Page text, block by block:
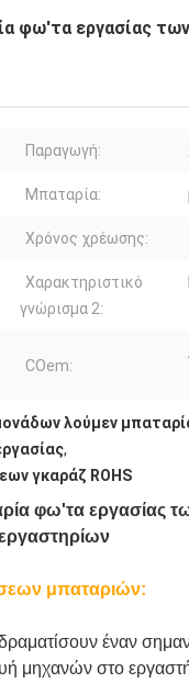
φω'τα εργασίας
Παραγωγή:
Μπαταρία:
Χρόνος χρέωσης:
Χαρακτηριστικό
γνώρισμα 2:
COem:
λούμεν
,
γκαράζ ROHS
φω'τα εργασίας
μπαταριών:
έναν
μηχανών στο